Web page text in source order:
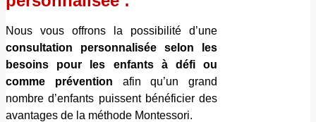
Nous vous offrons la possibilité d’une
consultation personnalisée selon les
besoins pour les enfants à défi ou
comme prévention afin qu’un grand
nombre d’enfants puissent bénéficier des
avantages de la méthode Montessori.